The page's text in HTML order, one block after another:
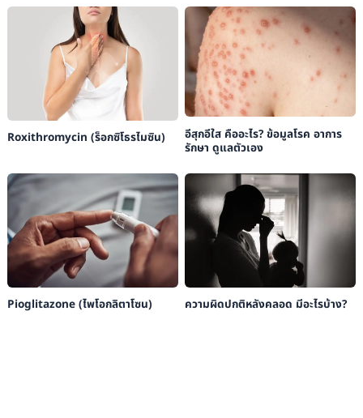
Roxithromycin (ร็อกซิโธรไมซิน)
อีสุกอีใส คืออะไร? ข้อมูลโรค อาการ
รักษา ดูแลตัวเอง
Pioglitazone (ไพโอกลิตาโซน) ความผิดปกติหลังคลอด มีอะไรบ้าง?